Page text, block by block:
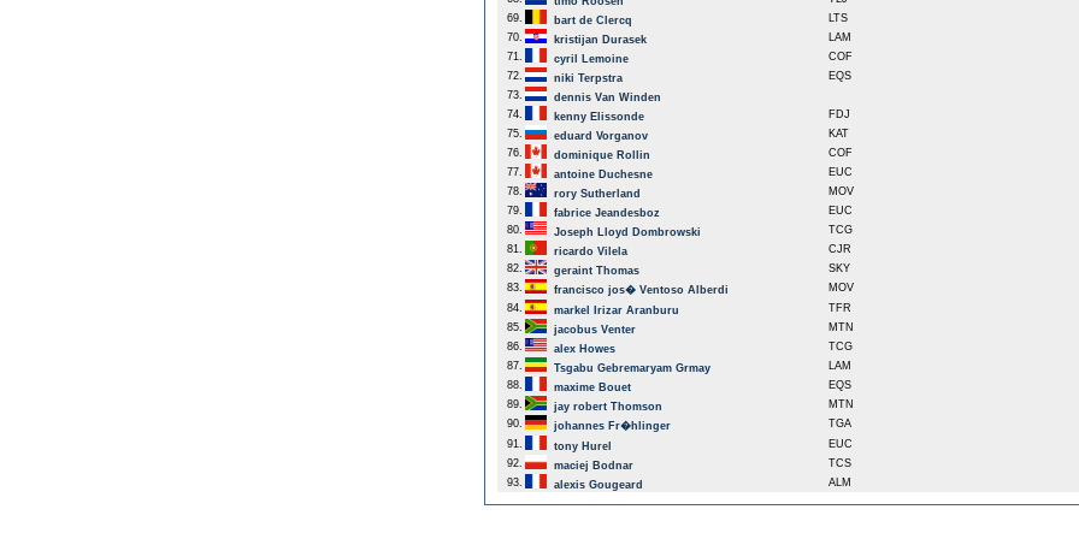
69.
bart de Clercq LTS
70.
kristijan Durasek LAM
71.
cyril Lemoine COF
72.
niki Terpstra EQS
73.
dennis Van Winden
74.
kenny Elissonde FDJ
75.
eduard Vorganov KAT
76.
dominique Rollin COF
77.
antoine Duchesne EUC
78.
rory Sutherland MOV
79.
fabrice Jeandesboz EUC
80.
Joseph Lloyd Dombrowski TCG
81.
ricardo Vilela CJR
82.
geraint Thomas SKY
83.
francisco jos� Ventoso Alberdi MOV
84.
markel Irizar Aranburu TFR
85.
jacobus Venter MTN
86.
alex Howes TCG
87.
Tsgabu Gebremaryam Grmay LAM
88.
maxime Bouet EQS
89.
jay robert Thomson MTN
90.
johannes Fr�hlinger TGA
91.
tony Hurel EUC
92.
maciej Bodnar TCS
93.
alexis Gougeard ALM